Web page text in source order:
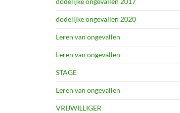
dodelijke ongevallen 2020
Leren van ongevallen
Leren van ongevallen
STAGE
Leren van ongevallen
VRIJWILLIGER